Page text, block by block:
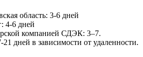
область: 3-6 дней
4-6 дней
компанией СДЭК: 3–7.
дней в зависимости от удаленности.